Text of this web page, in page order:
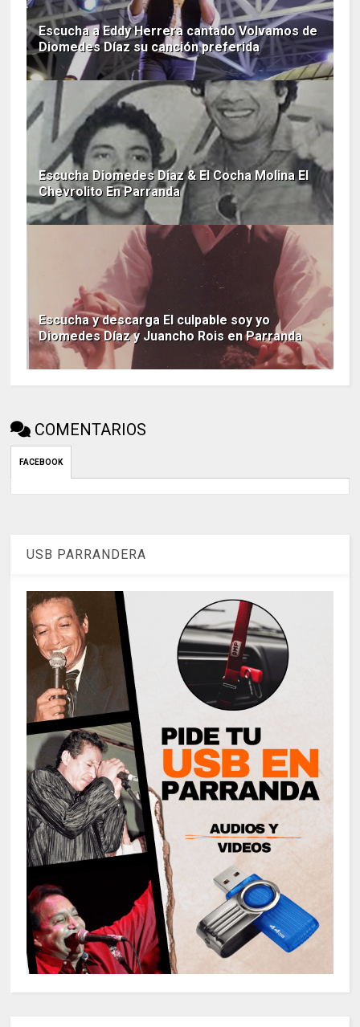
Escucha a Eddy Herrera cantado Volvamos de
Diomedes Díaz su canción preferida
Escucha Diomedes Diaz & El Cocha Molina El
Chevrolito En Parranda
Escucha y descarga El culpable soy yo
Diomedes Díaz y Juancho Rois en Parranda
COMENTARIOS
FACEBOOK
USB PARRANDERA